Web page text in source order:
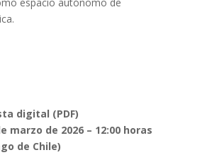
digital (PDF)
marzo de 2026 – 12:00 horas
de Chile)